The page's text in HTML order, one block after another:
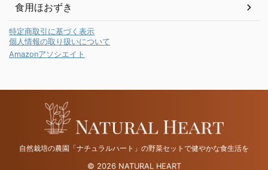
食用ほおずき
特定商取引に基づく表示
個人情報の取り扱いについて
Amazonアソシエイト
自然栽培の農園「ナチュラルハート」の野菜セットで健やかな食生活を
© 2026 NATURAL HEART